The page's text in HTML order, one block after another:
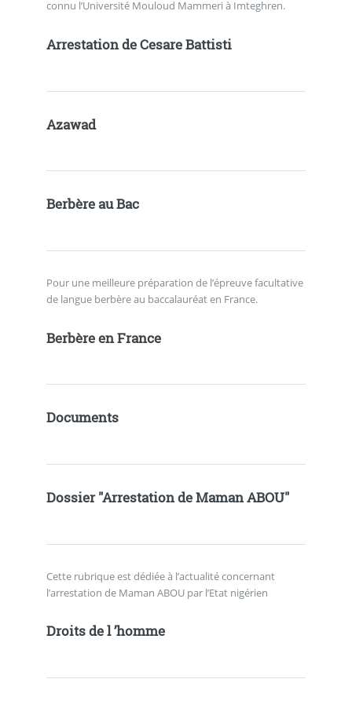
connu l’Université Mouloud Mammeri à Imteghren.
Arrestation de Cesare Battisti
Azawad
Berbère au Bac
Pour une meilleure préparation de l’épreuve facultative
de langue berbère au baccalauréat en France.
Berbère en France
Documents
Dossier "Arrestation de Maman ABOU"
Cette rubrique est dédiée à l’actualité concernant
l’arrestation de Maman ABOU par l’Etat nigérien
Droits de l ’homme